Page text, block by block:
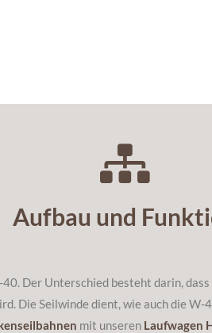
Aufbau und
Der Unterschied besteht darin,
Die Seilwinde dient, wie auch die W-
mit unseren Laufwagen